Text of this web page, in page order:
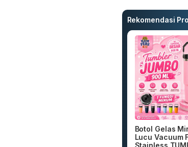
Rekomendasi
Botol Gelas
Lucu Vacuum
Stainless